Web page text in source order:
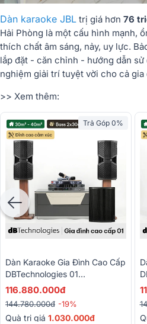
Dàn karaoke JBL trị giá hơn 76
Hải Phòng là một cấu hình mạnh,
thích chất âm sáng, nảy, uy lực.
lắp đặt - căn chỉnh - hướng dẫn
nghiệm giải trí tuyệt vời cho cả gia
>> Xem thêm:
Trả Góp 0%
Dàn Karaoke Gia Đình Cao Cấp
DBTechnologies 01
(dBTechnologies Opera Reevo
290D, BKSound M8)
116.880.000đ
144.780.000đ -19%
Quà trị giá 1.030.000đ